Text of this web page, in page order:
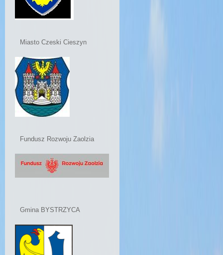
Miasto Czeski Cieszyn
Fundusz Rozwoju Zaolzia
Gmina BYSTRZYCA